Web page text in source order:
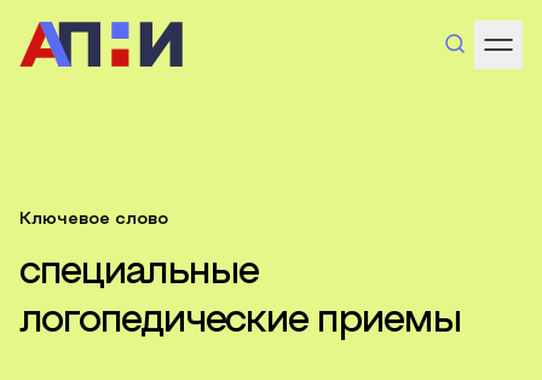
Ключевое слово
специальные
логопедические приемы